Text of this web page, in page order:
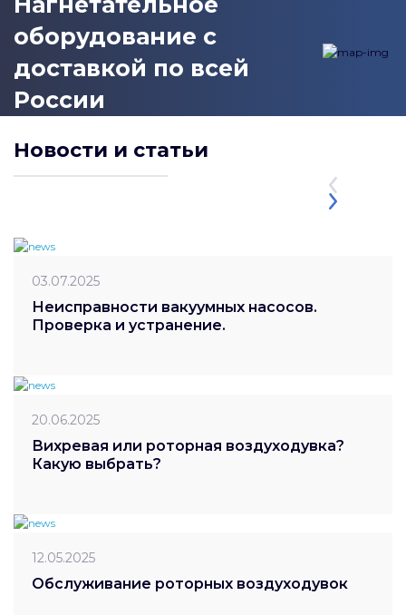
оборудование с
доставкой по всей
России
Новости и статьи
03.07.2025
Неисправности вакуумных насосов.
Проверка и устранение.
20.06.2025
Вихревая или роторная воздуходувка?
Какую выбрать?
12.05.2025
Обслуживание роторных воздуходувок